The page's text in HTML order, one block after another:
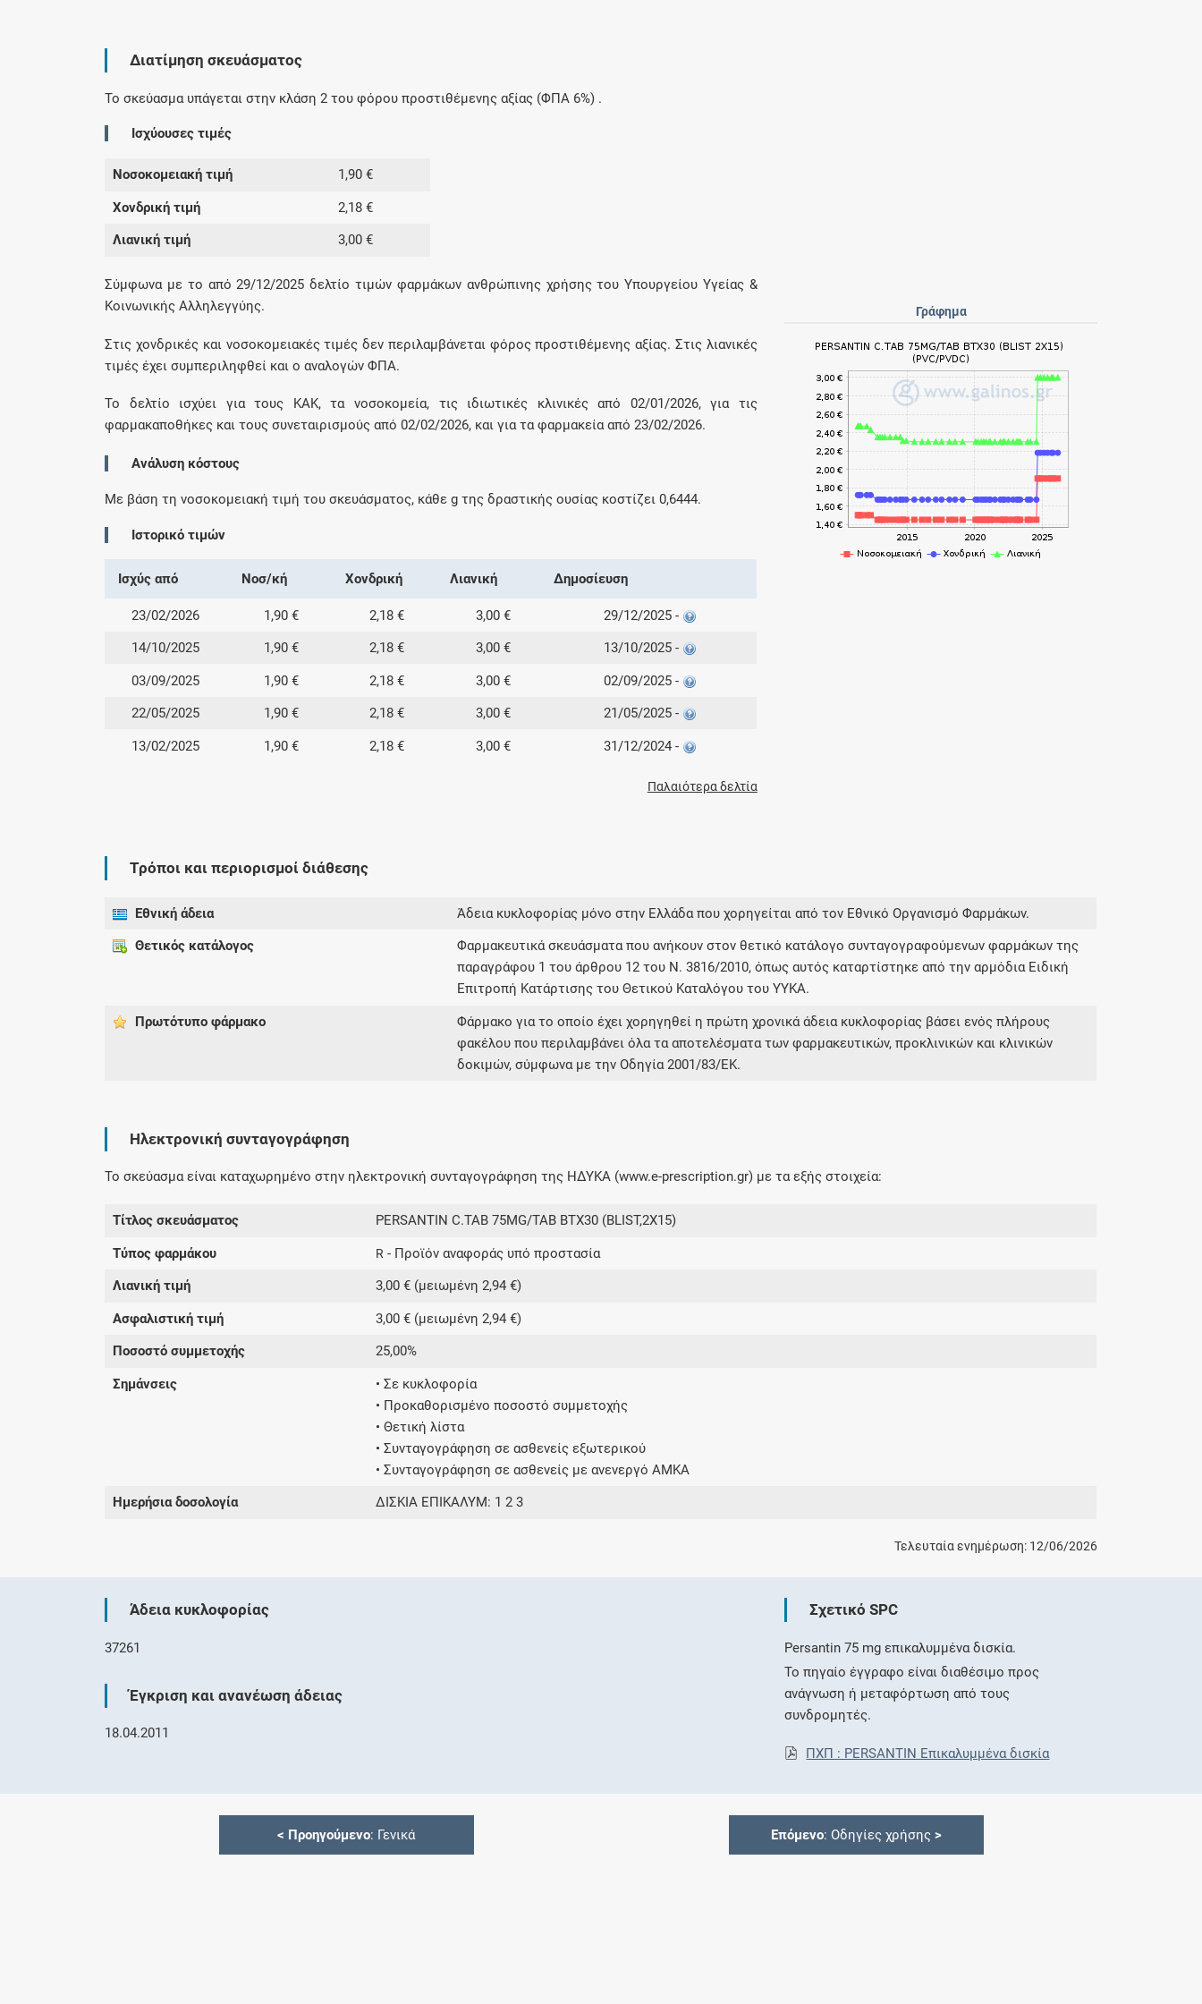
Διατίμηση σκευάσματος
Το σκεύασμα υπάγεται στην κλάση 2 του φόρου προστιθέμενης αξίας (ΦΠΑ 6%) .
Ισχύουσες τιμές
Νοσοκομειακή τιμή 1,90 €
Χονδρική τιμή 2,18 €
Λιανική τιμή 3,00 €
Σύμφωνα με το από 29/12/2025 δελτίο τιμών φαρμάκων ανθρώπινης χρήσης του Υπουργείου Υγείας &
Κοινωνικής Αλληλεγγύης.
Στις χονδρικές και νοσοκομειακές τιμές δεν περιλαμβάνεται φόρος προστιθέμενης αξίας. Στις λιανικές
τιμές έχει συμπεριληφθεί και ο αναλογών ΦΠΑ.
Το δελτίο ισχύει για τους ΚΑΚ, τα νοσοκομεία, τις ιδιωτικές κλινικές από 02/01/2026, για τις
φαρμακαποθήκες και τους συνεταιρισμούς από 02/02/2026, και για τα φαρμακεία από 23/02/2026.
Ανάλυση κόστους
Με βάση τη νοσοκομειακή τιμή του σκευάσματος, κάθεg της δραστικής ουσίας κοστίζει0,6444.
Ιστορικό τιμών
Ισχύς από Νοσ/κή Χονδρική Λιανική Δημοσίευση
23/02/2026 1,90 € 2,18 € 3,00 € 29/12/2025 -
14/10/2025 1,90 € 2,18 € 3,00 € 13/10/2025 -
03/09/2025 1,90 € 2,18 € 3,00 € 02/09/2025 -
22/05/2025 1,90 € 2,18 € 3,00 € 21/05/2025 -
13/02/2025 1,90 € 2,18 € 3,00 € 31/12/2024 -
Παλαιότερα δελτία
Γράφημα
Τρόποι και περιορισμοί διάθεσης
Εθνική άδεια Άδεια κυκλοφορίας μόνο στην Ελλάδα που χορηγείται από τον Εθνικό Οργανισμό Φαρμάκων.
Θετικός κατάλογος
Φαρμακευτικά σκευάσματα που ανήκουν στον θετικό κατάλογο συνταγογραφούμενων φαρμάκων της
παραγράφου 1 του άρθρου 12 του Ν. 3816/2010, όπως αυτός καταρτίστηκε από την αρμόδια Ειδική
Επιτροπή Κατάρτισης του Θετικού Καταλόγου του ΥΥΚΑ.
Πρωτότυπο φάρμακo
Φάρμακο για το οποίο έχει χορηγηθεί η πρώτη χρονικά άδεια κυκλοφορίας βάσει ενός πλήρους
φακέλου που περιλαμβάνει όλα τα αποτελέσματα των φαρμακευτικών, προκλινικών και κλινικών
δοκιμών, σύμφωνα με την Οδηγία 2001/83/ΕΚ.
Ηλεκτρονική συνταγογράφηση
Το σκεύασμα είναι καταχωρημένο στην ηλεκτρονική συνταγογράφηση της ΗΔΥΚΑ (www.e-prescription.gr) με τα εξής στοιχεία:
Τίτλος σκευάσματος PERSANTIN C.TAB 75MG/TAB BTX30 (BLIST,2X15)
Τύπος φαρμάκου R- Προϊόν αναφοράς υπό προστασία
Λιανική τιμή 3,00 € (μειωμένη 2,94 €)
Ασφαλιστική τιμή 3,00 € (μειωμένη 2,94 €)
Ποσοστό συμμετοχής 25,00%
Σημάνσεις
• Σε κυκλοφορία
• Προκαθορισμένο ποσοστό συμμετοχής
• Θετική λίστα
• Συνταγογράφηση σε ασθενείς εξωτερικού
• Συνταγογράφηση σε ασθενείς με ανενεργό ΑΜΚΑ
Ημερήσια δοσολογία ΔΙΣΚΙΑ ΕΠΙΚΑΛΥΜ: 1 2 3
Τελευταία ενημέρωση: 12/06/2026
Άδεια κυκλοφορίας
37261
Έγκριση και ανανέωση άδειας
18.04.2011
Σχετικό SPC
Persantin 75 mg επικαλυμμένα δισκία.
Το πηγαίο έγγραφο είναι διαθέσιμο προς
ανάγνωση ή μεταφόρτωση από τους
συνδρομητές.
ΠΧΠ : PERSANTIN Επικαλυμμένα δισκία
< Προηγούμενο: Γενικά Επόμενο: Οδηγίες χρήσης >